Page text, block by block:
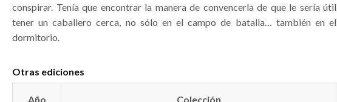
conspirar. Tenía que encontrar la manera de convencerla de que le sería útil
tener un caballero cerca, no sólo en el campo de batalla… también en el
dormitorio.
Otras ediciones
Año Colección